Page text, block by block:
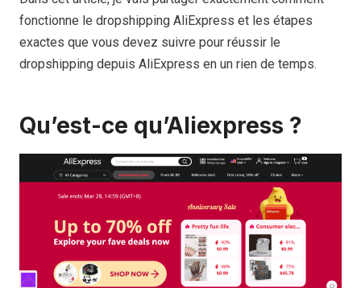
fonctionne le dropshipping AliExpress et les étapes
exactes que vous devez suivre pour réussir le
dropshipping depuis AliExpress en un rien de temps.
Qu’est-ce qu’Aliexpress ?